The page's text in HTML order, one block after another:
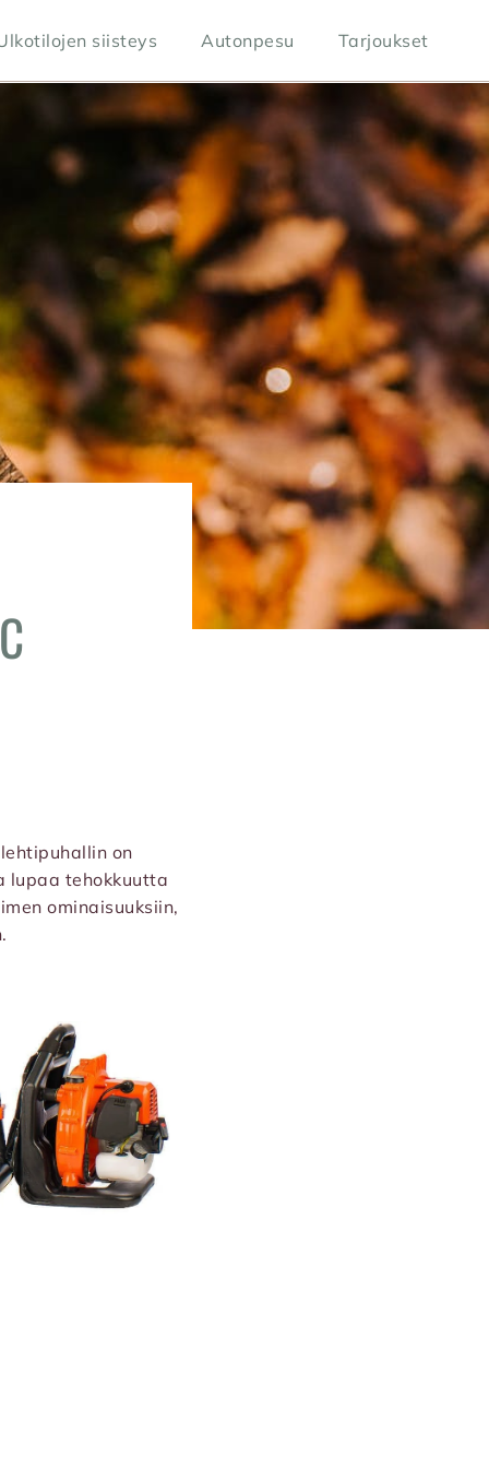
siisteys Autonpesu Tarjoukset
on
lupaa tehokkuutta
ominaisuuksiin,